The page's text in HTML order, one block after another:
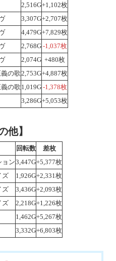
2,516G+1,102枚
3,307G+2,707枚
4,479G+7,829枚
2,768G -1,037枚
2,074G +480枚
の歌2,753G+4,887枚
の歌 1,019G -1,378枚
3,286G+5,053枚
他】
回転数
差枚
ョン3,447G+5,377枚
ズ 1,926G+2,331枚
ズ 3,436G+2,093枚
ズ 2,218G+1,226枚
1,462G+5,267枚
3,332G+6,803枚